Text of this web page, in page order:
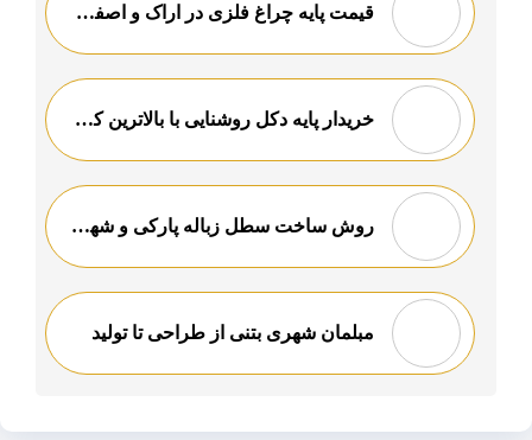
قیمت پایه چراغ فلزی در اراک و اصفهان
خریدار پایه دکل روشنایی با بالاترین کیفیت
روش ساخت سطل زباله پارکی و شهری
مبلمان شهری بتنی از طراحی تا تولید